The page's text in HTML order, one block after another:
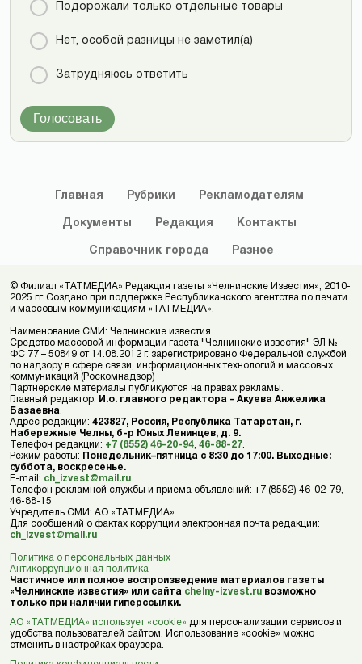
Подорожали только отдельные товары
Нет, особой разницы не заметил(а)
Затрудняюсь ответить
Голосовать
Главная Рубрики Рекламодателям
Документы Редакция Контакты
Справочник города Разное
© Филиал «ТАТМЕДИА» Редакция газеты «Челнинские Известия», 2010-
2025 гг. Создано при поддержке Республиканского агентства по печати
и массовым коммуникациям «ТАТМЕДИА».
Наименование СМИ: Челнинские известия
Средство массовой информации газета "Челнинские известия" ЭЛ №
ФС 77 – 50849 от 14.08.2012 г. зарегистрировано Федеральной службой
по надзору в сфере связи, информационных технологий и массовых
коммуникаций (Роскомнадзор)
Партнерские материалы публикуются на правах рекламы.
Главный редактор: И.о. главного редактора - Акуева Анжелика
Базаевна
Адрес редакции: 423827, Россия, Республика Татарстан, г.
Набережные Челны, б-р Юных Ленинцев, д. 9.
Телефон редакции: +7 (8552) 46-20-94 46-88-27
Режим работы: Понедельник–пятница с 8:30 до 17:00. Выходные:
суббота, воскресенье.
E-mail: ch_izvest@mail.ru
Телефон рекламной службы и приема объявлений: +7 (8552) 46-02-79,
46-88-15
Учредитель СМИ: АО «ТАТМЕДИА»
Для сообщений о фактах коррупции электронная почта редакции:
ch_izvest@mail.ru
Политика о персональных данных
Антикоррупционная политика
Частичное или полное воспроизведение материалов газеты
«Челнинские известия» или сайта chelny-izvest.ru возможно
только при наличии гиперссылки.
АО «ТАТМЕДИА» использует «cookie» для персонализации сервисов и
удобства пользователей сайтом. Использование «cookie» можно
отменить в настройках браузера.